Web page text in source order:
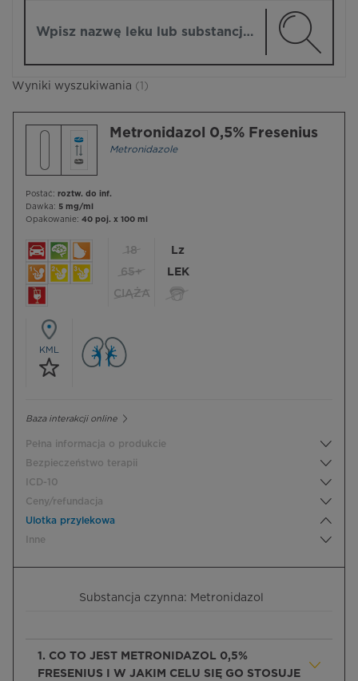
Wyniki wyszukiwania (1)
Metronidazol 0,5% Fresenius
Metronidazole
Postać: roztw. do inf.
Dawka: 5 mg/ml
Opakowanie: 40 poj. x 100 ml
18
65+
CIĄŻA
Lz
LEK
KML
Baza interakcji online
Pełna informacja o produkcie
Bezpieczeństwo terapii
ICD-10
Ceny/refundacja
Ulotka przylekowa
Inne
Substancja czynna: Metronidazol
1. CO TO JEST METRONIDAZOL 0,5%
FRESENIUS I W JAKIM CELU SIĘ GO STOSUJE